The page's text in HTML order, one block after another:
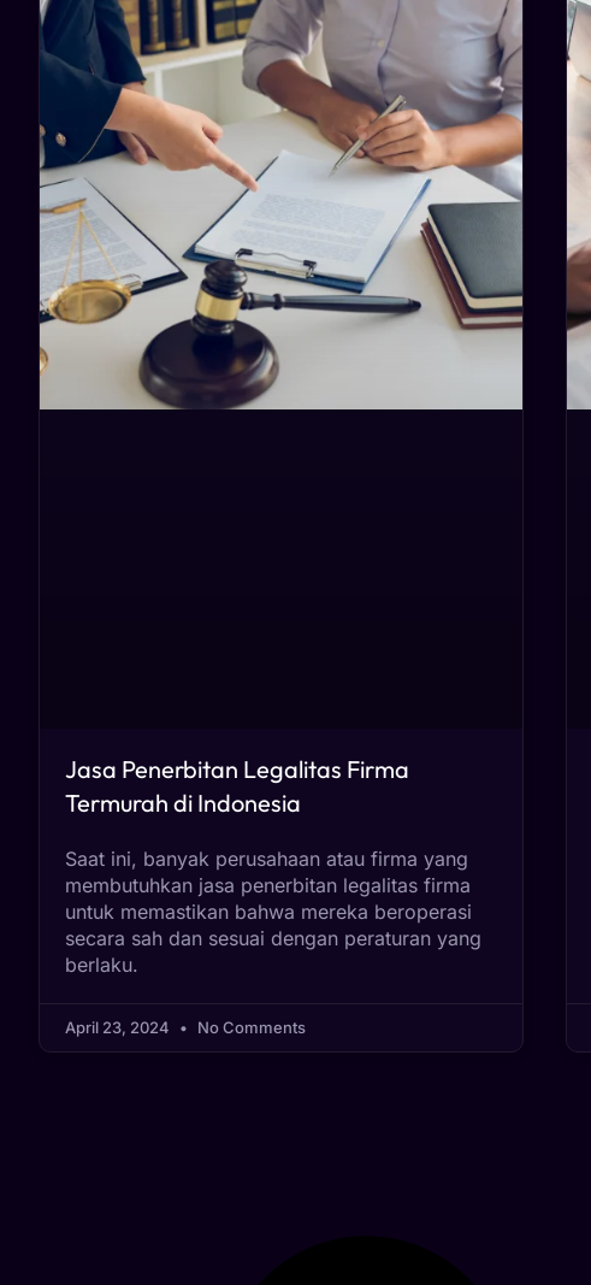
Jasa Penerbitan Legalitas Firma
Termurah di Indonesia
Saat ini, banyak perusahaan atau firma yang
membutuhkan jasa penerbitan legalitas firma
untuk memastikan bahwa mereka beroperasi
secara sah dan sesuai dengan peraturan yang
berlaku.
April 23, 2024 No Comments